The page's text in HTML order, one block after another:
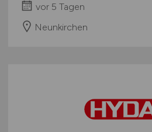
vor 5 Tagen
Neunkirchen